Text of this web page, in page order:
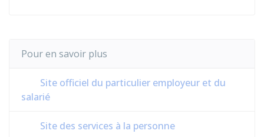
Pour en savoir plus
Site officiel du particulier employeur et du
salarié
Site des services à la personne